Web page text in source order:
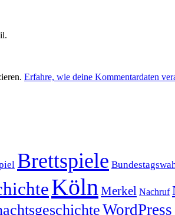
Erfahre, wie deine Kommentardaten
Brettspiele
KölnMerkel Nachruf
WordPress